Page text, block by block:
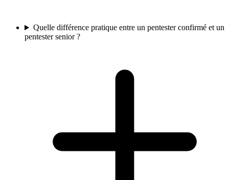
Quelle différence pratique entre un pentester confirmé et un
pentester senior ?